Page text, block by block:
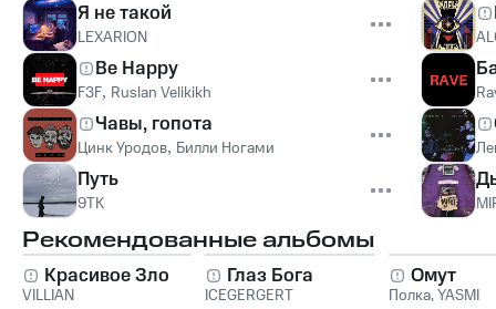
Я не такой
LEXARION
Be Happy
F3F, Ruslan Velikikh
Чавы, гопота
Цинк Уродов, Билли Ногами
Путь
9ТК
Рекомендованные альбомы
Красивое Зло
VILLIAN
Глаз Бога
ICEGERGERT
Омут
Полка,YASMI